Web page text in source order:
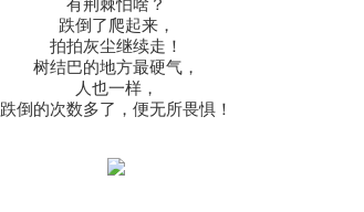
有荆棘怕啥？
跌倒了爬起来，
拍拍灰尘继续走！
树结巴的地方最硬气，
人也一样，
跌倒的次数多了，便无所畏惧！